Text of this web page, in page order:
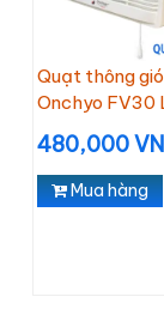
Quạt thông
Onchyo FV30
480,000
Mua hàng